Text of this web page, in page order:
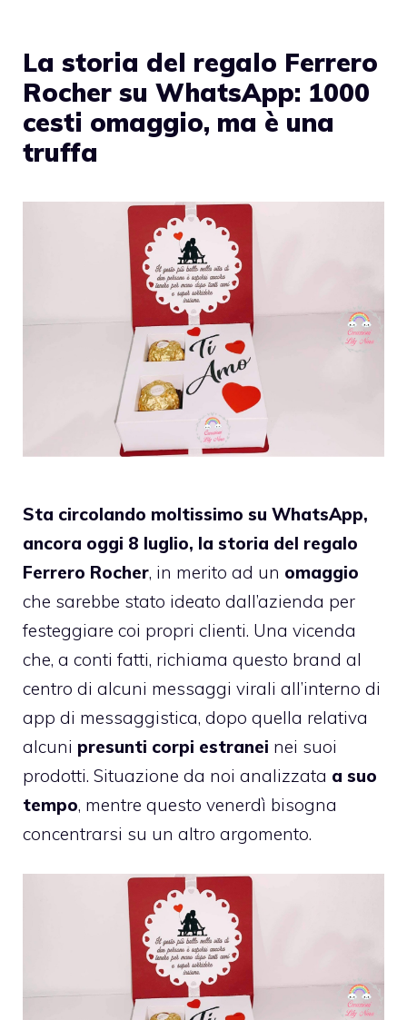
La storia del regalo Ferrero
Rocher su WhatsApp: 1000
cesti omaggio, ma è una
truffa
Sta circolando moltissimo su WhatsApp,
ancora oggi 8 luglio, la storia del regalo
Ferrero Rocher, in merito ad un omaggio
che sarebbe stato ideato dall’azienda per
festeggiare coi propri clienti. Una vicenda
che, a conti fatti, richiama questo brand al
centro di alcuni messaggi virali all’interno di
app di messaggistica, dopo quella relativa
alcuni presunti corpi estranei nei suoi
prodotti. Situazione da noi analizzata a suo
tempo, mentre questo venerdì bisogna
concentrarsi su un altro argomento.